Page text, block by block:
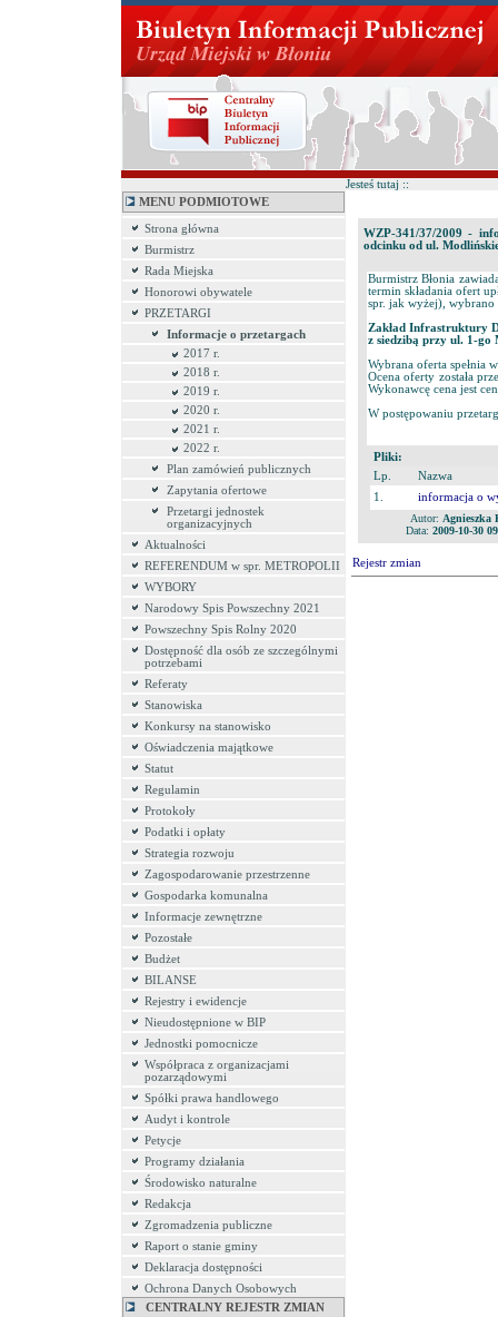
MENU PODMIOTOWE
Strona główna
Burmistrz
Rada Miejska
Honorowi obywatele
PRZETARGI
Informacje o przetargach
2017 r.
2018 r.
2019 r.
2020 r.
2021 r.
2022 r.
Plan zamówień publicznych
Zapytania ofertowe
Przetargi jednostek
organizacyjnych
Aktualności
REFERENDUM w spr. METROPOLII
WYBORY
Narodowy Spis Powszechny 2021
Powszechny Spis Rolny 2020
Dostępność dla osób ze szczególnymi
potrzebami
Referaty
Stanowiska
Konkursy na stanowisko
Oświadczenia majątkowe
Statut
Regulamin
Protokoły
Podatki i opłaty
Strategia rozwoju
Zagospodarowanie przestrzenne
Gospodarka komunalna
Informacje zewnętrzne
Pozostałe
Budżet
BILANSE
Rejestry i ewidencje
Nieudostępnione w BIP
Jednostki pomocnicze
Współpraca z organizacjami
pozarządowymi
Spółki prawa handlowego
Audyt i kontrole
Petycje
Programy działania
Środowisko naturalne
Redakcja
Zgromadzenia publiczne
Raport o stanie gminy
Deklaracja dostępności
Ochrona Danych Osobowych
CENTRALNY REJESTR ZMIAN
Jesteś tutaj ::
WZP-341/37/2009 -
odcinku od ul.
Burmistrz Błonia
termin składania ofert
spr. jak wyżej),
Zakład Infrastruktury
z siedzibą przy ul. 1-go
Wybrana oferta spełnia
Ocena oferty została
Wykonawcę cena jest
W postępowaniu
Pliki:
Lp.
Nazwa
1.
informacja o
Autor: Agnieszka
Data: 2009-10-30
Rejestr zmian